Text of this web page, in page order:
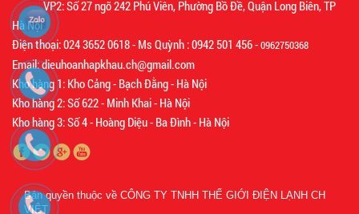
VP2: Số 27 ngõ 242 Phú Viên, Phường Bồ Đề, Quận Long Biên, TP
Hà Nội
Điện thoại: 024 3652 0618 - Ms Quỳnh : 0942 501 456 -0962750368
Email: dieuhoanhapkhau.ch@gmail.com
Kho hàng 1: Kho Cảng - Bạch Đằng - Hà Nội
Kho hàng 2: Số 622 - Minh Khai - Hà Nội
Kho hàng 3: Số 4 - Hoàng Diệu - Ba Đình - Hà Nội
Bản quyền thuộc về CÔNG TY TNHH THẾ GIỚI ĐIỆN LẠNH CH
VIỆT